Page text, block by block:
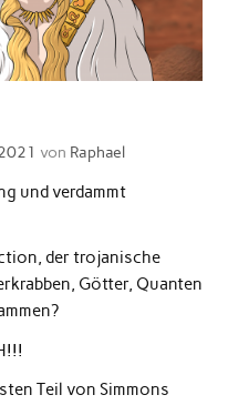
von Raphael
und verdammt
der trojanische
Götter, Quanten
Teil von Simmons